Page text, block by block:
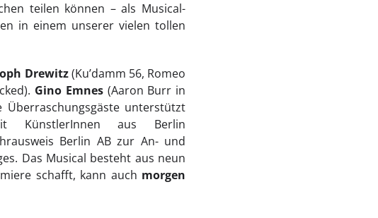
teilen können – als Musical-
in einem unserer vielen tollen
Drewitz(Ku’damm 56, Romeo
Gino Emnes (Aaron Burr in
unterstützt
KünstlerInnen aus Berlin
Berlin AB zur An- und
Das Musical besteht aus neun
schafft, kann auch morgen